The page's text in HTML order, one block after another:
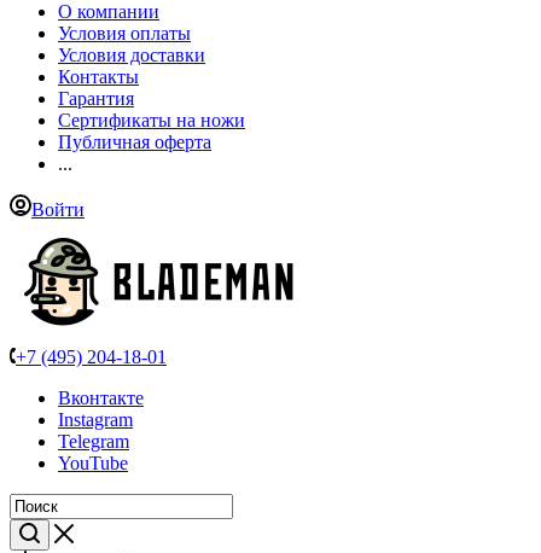
О компании
Условия оплаты
Условия доставки
Контакты
Гарантия
Сертификаты на ножи
Публичная оферта
...
Войти
+7 (495) 204-18-01
Вконтакте
Instagram
Telegram
YouTube